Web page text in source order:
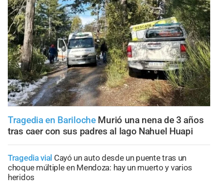
Tragedia en Bariloche Murió una nena de 3 años
tras caer con sus padres al lago Nahuel Huapi
Tragedia vial Cayó un auto desde un puente tras un
choque múltiple en Mendoza: hay un muerto y varios
heridos